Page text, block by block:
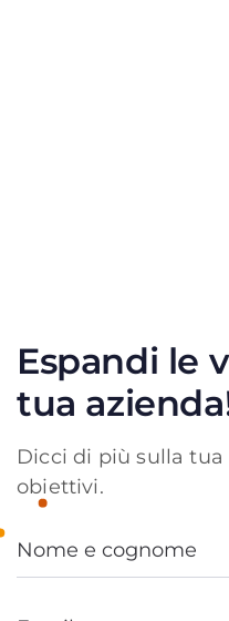
Espandi le
tua
Dicci di più sulla
obiettivi.